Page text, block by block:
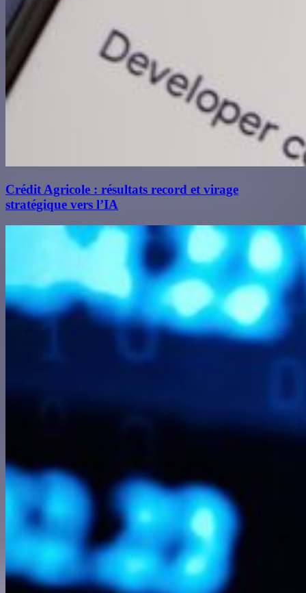
Crédit Agricole : résultats record et virage
stratégique vers l’IA